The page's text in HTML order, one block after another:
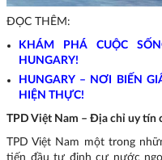
ĐỌC THÊM:
KHÁM PHÁ CUỘC
HUNGARY!
HUNGARY – NƠI BIẾN
HIỆN THỰC!
TPD Việt Nam – Địa chỉ uy tín
TPD Việt Nam một trong
tiến đầu tư định cư nước